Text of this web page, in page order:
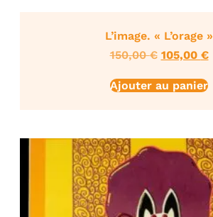
L’image. « L’orage »
150,00€ 105,00 €
Ajouter au panier